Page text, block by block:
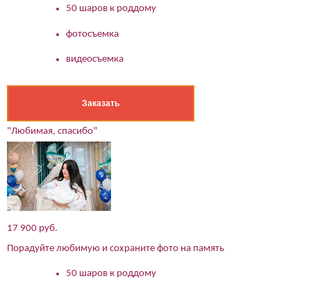
50 шаров к роддому
фотосъемка
видеосъемка
Заказать
"Любимая, спасибо"
17 900 руб.
Порадуйте любимую и сохраните фото на память
50 шаров к роддому